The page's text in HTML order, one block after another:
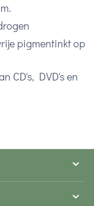
pigmentinkt op
CD's, DVD's en